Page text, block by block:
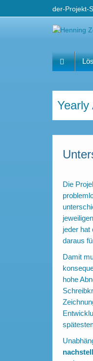
der-Projekt-
Yearly
Die
jeder hat
daraus
Damit
hohe